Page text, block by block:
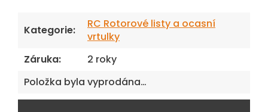
Kategorie:
RC Rotorové listy a ocasní
vrtulky
Záruka:
2 roky
Položka byla vyprodána…